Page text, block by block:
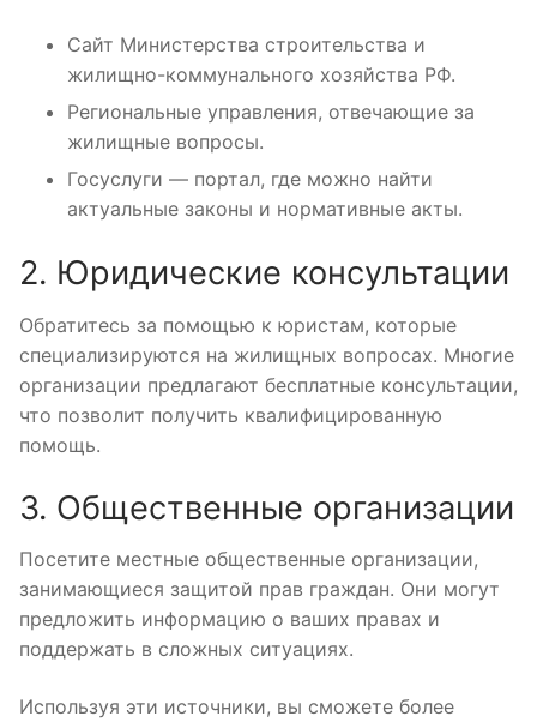
Сайт Министерства строительства и
жилищно-коммунального хозяйства РФ.
Региональные управления, отвечающие за
жилищные вопросы.
Госуслуги — портал, где можно найти
актуальные законы и нормативные акты.
2. Юридические консультации
Обратитесь за помощью к юристам, которые
специализируются на жилищных вопросах. Многие
организации предлагают бесплатные консультации,
что позволит получить квалифицированную
помощь.
3. Общественные организации
Посетите местные общественные организации,
занимающиеся защитой прав граждан. Они могут
предложить информацию о ваших правах и
поддержать в сложных ситуациях.
Используя эти источники, вы сможете более